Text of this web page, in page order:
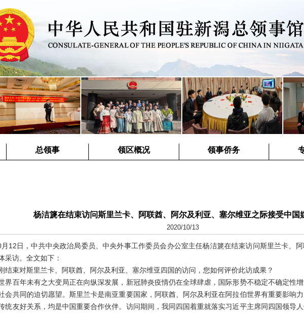
总领事 领区概况 领事侨务
杨洁篪在结束访问斯里兰卡、阿联酋、阿尔及利亚、塞尔维亚之际接受中国
2020/10/13
日，中共中央政治局委员、中央外事工作委员会办公室主任杨洁篪在结束访问斯里兰卡、阿
采访。全文如下：
束对斯里兰卡、阿联酋、阿尔及利亚、塞尔维亚四国的访问，您如何评价此访成果？
百年未有之大变局正在向纵深发展，新冠肺炎疫情仍在全球肆虐，国际形势不稳定不确定性
会共同的迫切愿望。斯里兰卡是南亚重要国家，阿联酋、阿尔及利亚在阿拉伯世界有重要影响
统友好关系，均是中国重要合作伙伴。访问期间，我同四国着重就落实习近平主席同四国领导